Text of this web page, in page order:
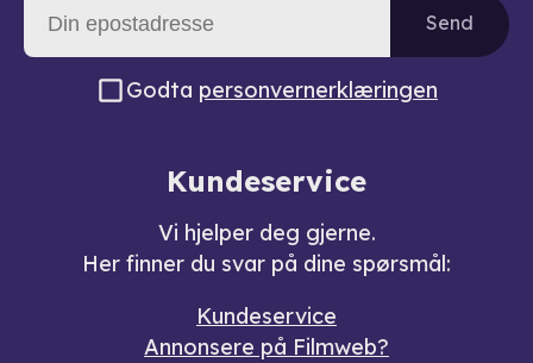
Send
Godta personvernerklæringen
Kundeservice
Vi hjelper deg gjerne.
Her finner du svar på dine spørsmål:
Kundeservice
Annonsere på Filmweb?